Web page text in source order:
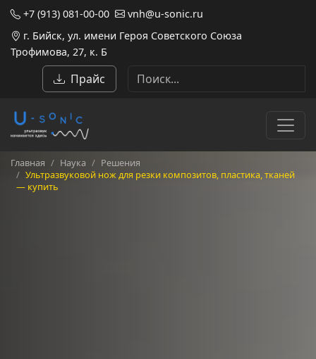
+7 (913) 081-00-00
vnh@u-sonic.ru
г. Бийск, ул. имени Героя Советского Союза
Трофимова, 27, к. Б
Прайс
Главная Наука
Решения
Ультразвуковой нож для резки композитов, пластика, тканей
— купить